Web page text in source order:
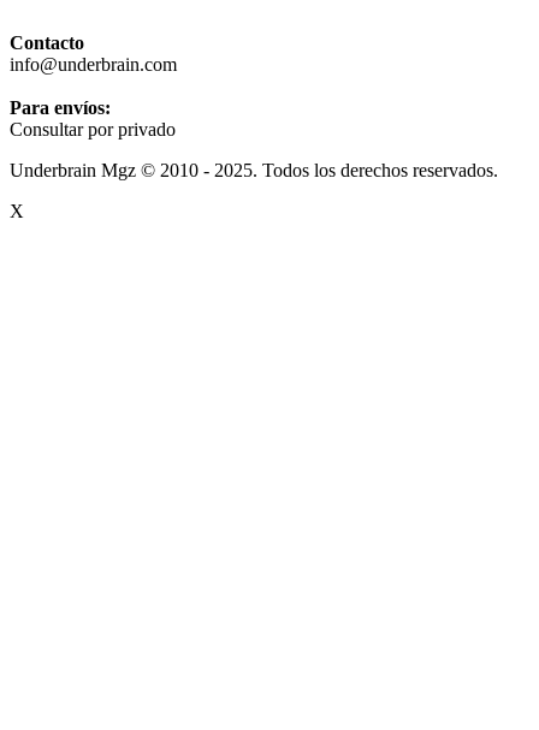
Contacto
info@underbrain.com
Para envíos:
Consultar por privado
Underbrain Mgz © 2010 - 2025. Todos los derechos reservados.
X